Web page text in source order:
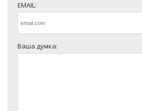
EMAIL:
Ваша думка: